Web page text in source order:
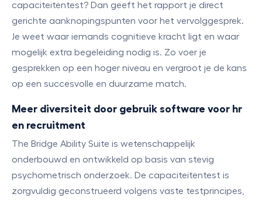
capaciteitentest? Dan geeft het rapport je direct
gerichte aanknopingspunten voor het vervolggesprek.
Je weet waar iemands cognitieve kracht ligt en waar
mogelijk extra begeleiding nodig is. Zo voer je
gesprekken op een hoger niveau en vergroot je de kans
op een succesvolle en duurzame match.
Meer diversiteit door gebruik software voor hr
en recruitment
The Bridge Ability Suite is wetenschappelijk
onderbouwd en ontwikkeld op basis van stevig
psychometrisch onderzoek. De capaciteitentest is
zorgvuldig geconstrueerd volgens vaste testprincipes,